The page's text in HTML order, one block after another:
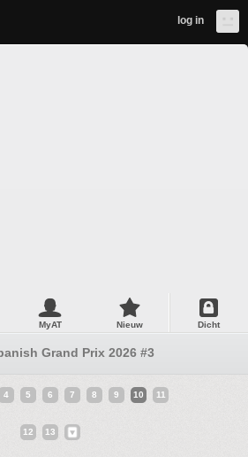
log in
MyAT Nieuw Dicht
Grand Prix 2026 #3
4 5 6 7 8 9 10 11
12 13